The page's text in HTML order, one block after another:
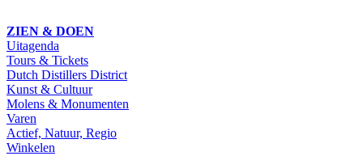
ZIEN & DOEN
Uitagenda
Tours & Tickets
Dutch Distillers District
Kunst & Cultuur
Molens & Monumenten
Varen
Actief, Natuur, Regio
Winkelen